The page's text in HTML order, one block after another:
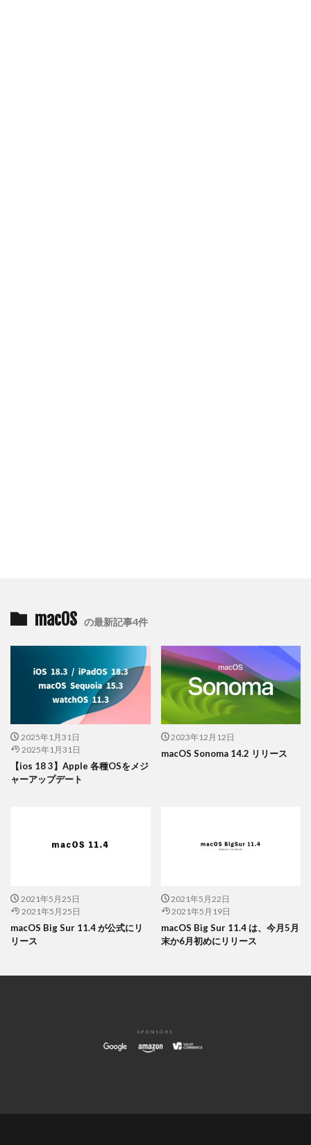
macOS の最新記事4件
2025年1月31日
2025年1月31日
【ios 18 3】Apple 各種OSをメジ
ャーアップデート
2023年12月12日
macOS Sonoma 14.2 リリース
2021年5月25日
2021年5月25日
macOS Big Sur 11.4 が公式にリ
リース
2021年5月22日
2021年5月19日
macOS Big Sur 11.4 は、今月5月
末か6月初めにリリース